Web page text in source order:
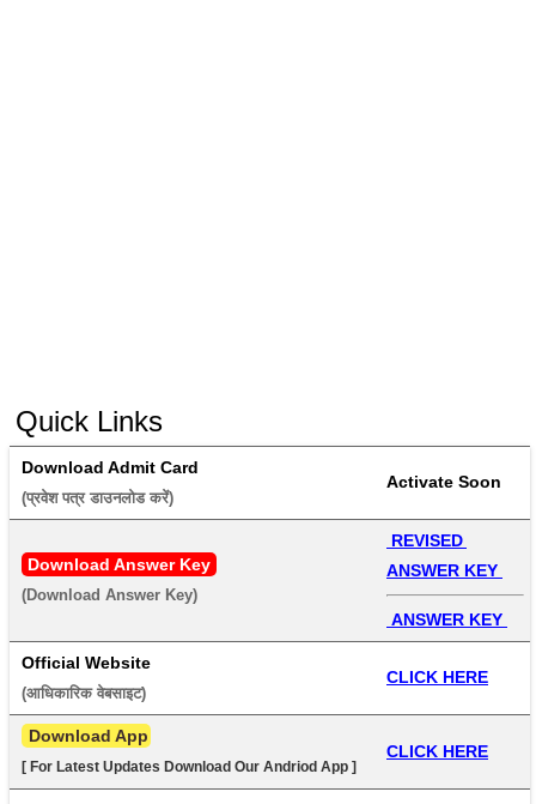
Quick Links
Download Admit Card
(प्रवेश पत्र डाउनलोड करें)
Activate Soon
Download Answer Key
(Download Answer Key)
ANSWER KEY
ANSWER KEY
Official Website
(आधिकारिक वेबसाइट)
CLICK HERE
Download App
[ For Latest Updates Download Our Andriod App ]
CLICK HERE